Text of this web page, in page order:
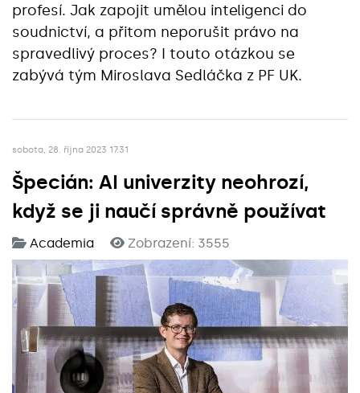
profesí. Jak zapojit umělou inteligenci do
soudnictví, a přitom neporušit právo na
spravedlivý proces? I touto otázkou se
zabývá tým Miroslava Sedláčka z PF UK.
sobota, 28. října 2023 17:31
Špecián: AI univerzity neohrozí,
když se ji naučí správně používat
Academia Zobrazení: 3555